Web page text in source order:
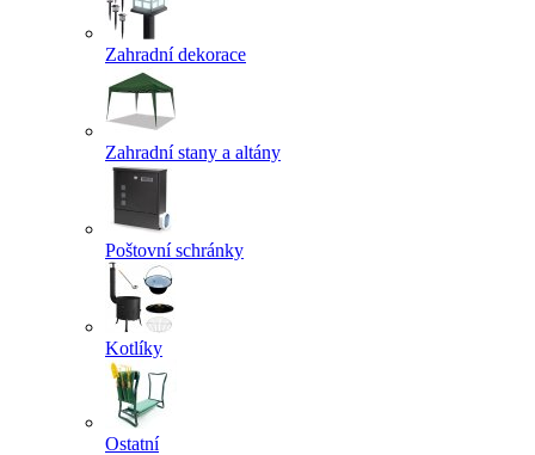
Zahradní dekorace
Zahradní stany a altány
Poštovní schránky
Kotlíky
Ostatní